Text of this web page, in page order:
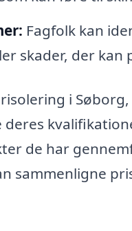
Fagfolk kan
skader, der
i
de har
sammenligne